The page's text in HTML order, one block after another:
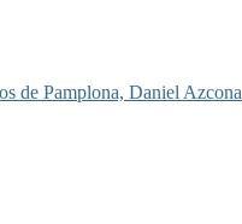
de Pamplona, Daniel Azcona